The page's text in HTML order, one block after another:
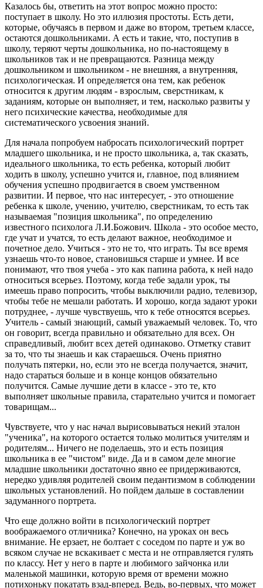
Казалось бы, ответить на этот вопрос можно просто:
поступает в школу. Но это иллюзия простоты. Есть дети,
которые, обучаясь в первом и даже во втором, третьем классе,
остаются дошкольниками. А есть и такие, что, поступив в
школу, теряют черты дошкольника, но по-настоящему в
школьников так и не превращаются. Разница между
дошкольником и школьником - не внешняя, а внутренняя,
психологическая. И определяется она тем, как ребенок
относится к другим людям - взрослым, сверстникам, к
заданиям, которые он выполняет, и тем, насколько развиты у
него психические качества, необходимые для
систематического усвоения знаний.
Для начала попробуем набросать психологический портрет
младшего школьника, и не просто школьника, а, так сказать,
идеального школьника, то есть ребенка, который любит
ходить в школу, успешно учится и, главное, под влиянием
обучения успешно продвигается в своем умственном
развитии. И первое, что нас интересует, - это отношение
ребенка к школе, учению, учителю, сверстникам, то есть так
называемая "позиция школьника", по определению
известного психолога Л.И.Божович. Школа - это особое место,
где учат и учатся, то есть делают важное, необходимое и
почетное дело. Учиться - это не то, что играть. Ты все время
узнаешь что-то новое, становишься старше и умнее. И все
понимают, что твоя учеба - это как папина работа, к ней надо
относиться всерьез. Поэтому, когда тебе задали урок, ты
имеешь право попросить, чтобы выключили радио, телевизор,
чтобы тебе не мешали работать. И хорошо, когда задают уроки
потруднее, - лучше чувствуешь, что к тебе относятся всерьез.
Учитель - самый знающий, самый уважаемый человек. То, что
он говорит, всегда правильно и обязательно для всех. Он
справедливый, любит всех детей одинаково. Отметку ставит
за то, что ты знаешь и как стараешься. Очень приятно
получать пятерки, но, если это не всегда получается, значит,
надо стараться больше и в конце концов обязательно
получится. Самые лучшие дети в классе - это те, кто
выполняет школьные правила, старательно учится и помогает
товарищам...
Чувствуете, что у нас начал вырисовываться некий эталон
"ученика", на которого остается только молиться учителям и
родителям... Ничего не поделаешь, это и есть позиция
школьника в ее "чистом" виде. Да и в самом деле многие
младшие школьники достаточно явно ее придерживаются,
нередко удивляя родителей своим педантизмом в соблюдении
школьных установлений. Но пойдем дальше в составлении
задуманного портрета.
Что еще должно войти в психологический портрет
воображаемого отличника? Конечно, на уроках он весь
внимание. Не ерзает, не болтает с соседом по парте и уж во
всяком случае не вскакивает с места и не отправляется гулять
по классу. Нет у него в парте и любимого зайчонка или
маленькой машинки, которую время от времени можно
потихоньку покатать взад-вперед. Ведь, во-первых, что может